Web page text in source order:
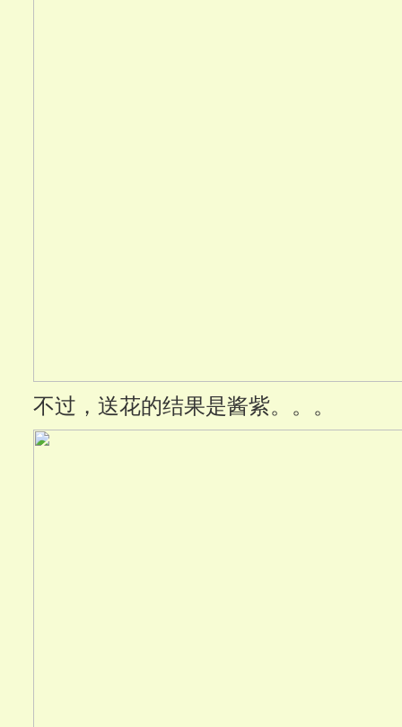
不过，送花的结果是酱紫。。。